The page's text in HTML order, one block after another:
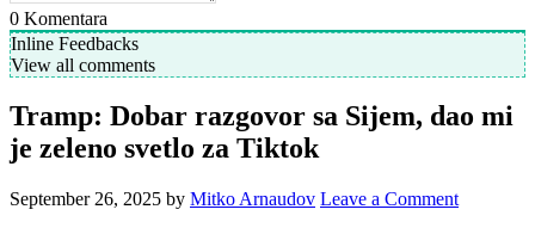
0 Komentara
Inline Feedbacks
View all comments
Tramp: Dobar razgovor sa Sijem, dao mi
je zeleno svetlo za Tiktok
September 26, 2025 by Mitko Arnaudov Leave a Comment